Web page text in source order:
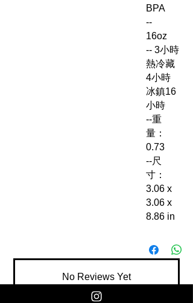
BPA
--
16oz
-- 3小時
熱冷藏
4小時
冰鎮16
小時
--重
量：
0.73
--尺
寸：
3.06 x
3.06 x
8.86 in
No Reviews Yet
a review.